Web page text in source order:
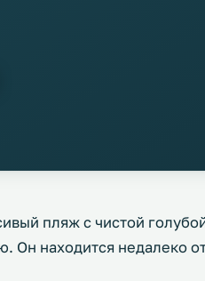
пляж с чистой
Он находится недалеко